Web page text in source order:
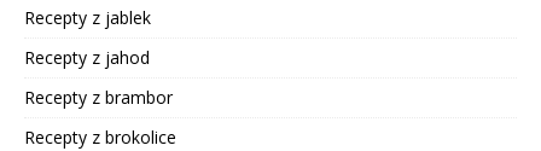
Recepty z jablek
Recepty z jahod
Recepty z brambor
Recepty z brokolice